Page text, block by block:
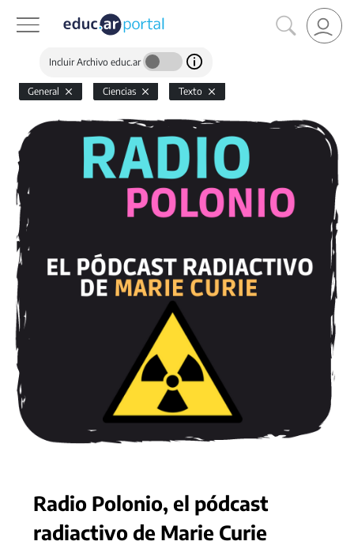
Incluir Archivo educ.ar
General Ciencias Texto
Radio Polonio, el pódcast
radiactivo de Marie Curie